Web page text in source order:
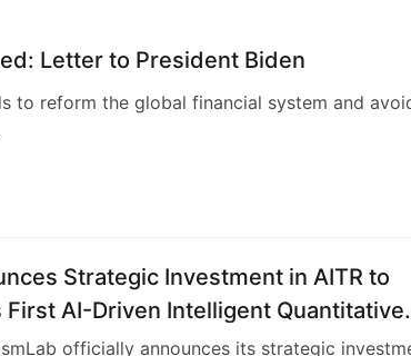
Letter to President Biden
to reform the global financial system and
Strategic Investment in AITR to
First AI-Driven Intelligent Quantitative
officially announces its strategic